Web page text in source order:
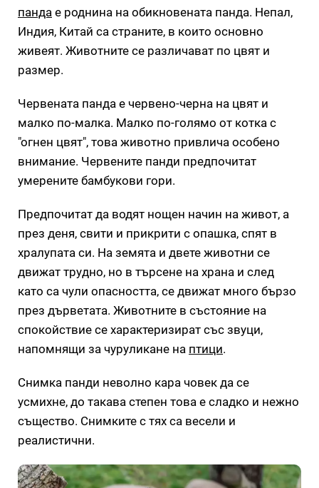
панда е роднина на обикновената панда. Непал,
Индия, Китай са страните, в които основно
живеят. Животните се различават по цвят и
размер.
Червената панда е червено-черна на цвят и
малко по-малка. Малко по-голямо от котка с
"огнен цвят", това животно привлича особено
внимание. Червените панди предпочитат
умерените бамбукови гори.
Предпочитат да водят нощен начин на живот, а
през деня, свити и прикрити с опашка, спят в
хралупата си. На земята и двете животни се
движат трудно, но в търсене на храна и след
като са чули опасността, се движат много бързо
през дърветата. Животните в състояние на
спокойствие се характеризират със звуци,
напомнящи за чуруликане на птици.
Снимка панди неволно кара човек да се
усмихне, до такава степен това е сладко и нежно
същество. Снимките с тях са весели и
реалистични.